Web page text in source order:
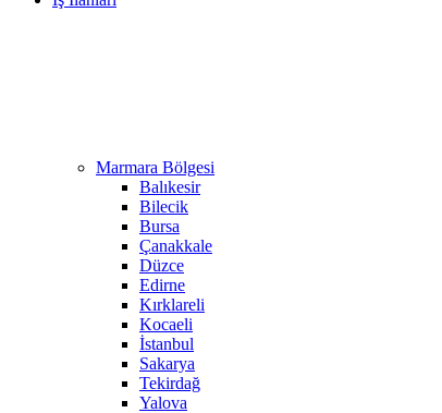
Marmara Bölgesi
Balıkesir
Bilecik
Bursa
Çanakkale
Düzce
Edirne
Kırklareli
Kocaeli
İstanbul
Sakarya
Tekirdağ
Yalova